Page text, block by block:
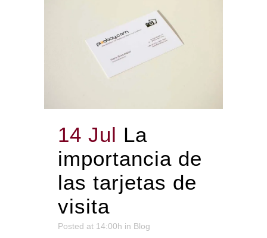
14 Jul La
importancia de
las tarjetas de
visita
Posted at 14:00h in Blog